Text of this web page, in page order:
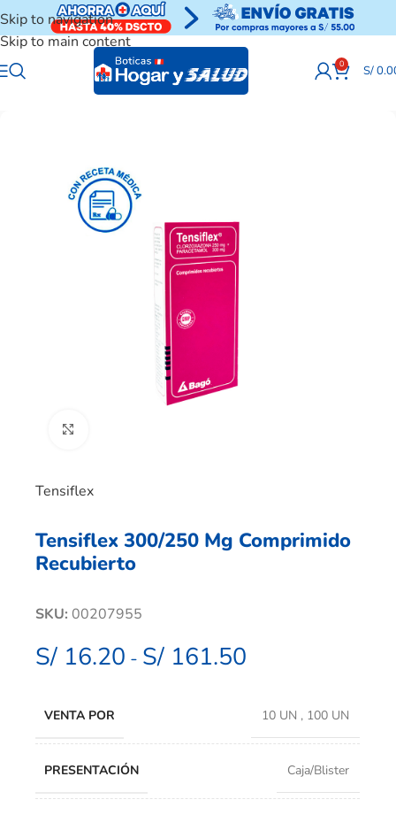
Skip to navigation
Skip to main content
0 S/
Tensiflex
Tensiflex 300/250 Mg Comprimido
Recubierto
SKU: 00207955
S/ 16.20 - S/ 161.50
VENTA POR 10 UN , 100 UN
PRESENTACIÓN Caja/Blister